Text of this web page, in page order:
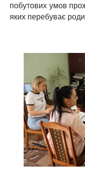
побутових умов
яких перебуває